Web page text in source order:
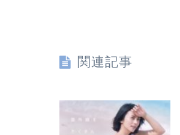
関連記事